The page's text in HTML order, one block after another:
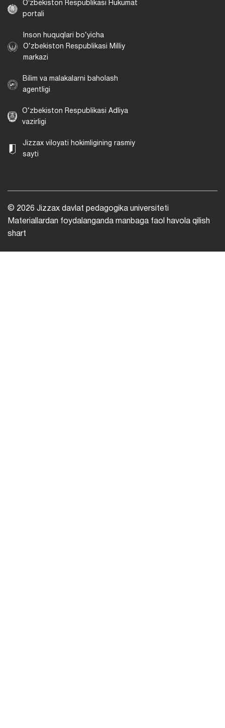
Oʻzbekiston Respublikasi Hukumat
portali
Inson huquqlari bo‘yicha
O‘zbekiston Respublikasi Milliy
markazi
Bilim va malakalarni baholash
agentligi
O‘zbekiston Respublikasi Adliya
vazirligi
Jizzax viloyati hokimligining rasmiy
sayti
© 2026 Jizzax davlat pedagogika universiteti
Materiallardan foydalanganda manbaga faol havola qilish
shart